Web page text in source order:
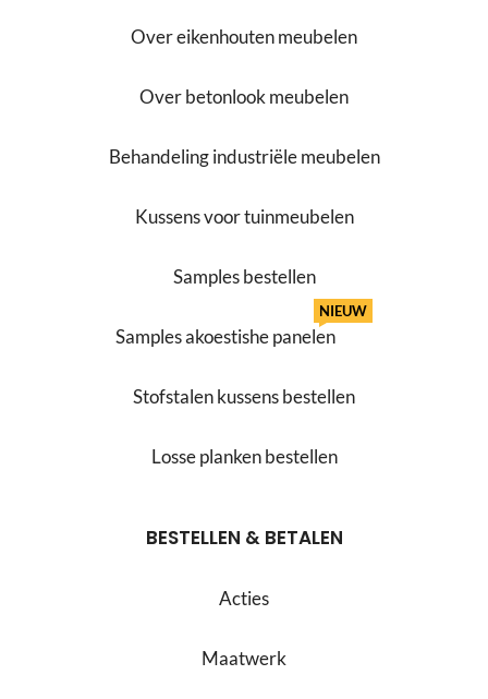
Over eikenhouten meubelen
Over betonlook meubelen
Behandeling industriële meubelen
Kussens voor tuinmeubelen
Samples bestellen
Samples akoestishe panelen
NIEUW
Stofstalen kussens bestellen
Losse planken bestellen
BESTELLEN & BETALEN
Acties
Maatwerk